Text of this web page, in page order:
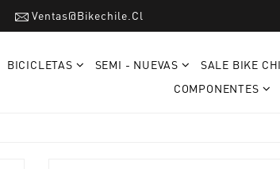
Ventas@bikechile.cl
BICICLETAS SEMI - NUEVAS SALE BIKE
COMPONENTES